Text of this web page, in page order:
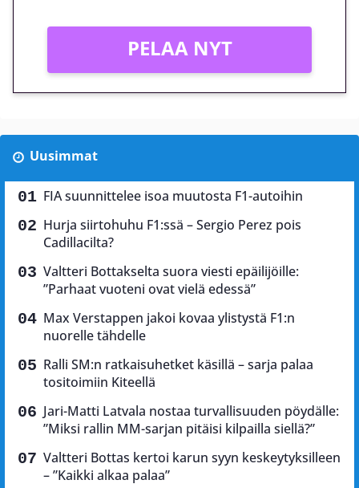
PELAA NYT
Uusimmat
FIA suunnittelee isoa muutosta F1-autoihin
Hurja siirtohuhu F1:ssä – Sergio Perez pois
Cadillacilta?
Valtteri Bottakselta suora viesti epäilijöille:
”Parhaat vuoteni ovat vielä edessä”
Max Verstappen jakoi kovaa ylistystä F1:n
nuorelle tähdelle
Ralli SM:n ratkaisuhetket käsillä – sarja palaa
tositoimiin Kiteellä
Jari-Matti Latvala nostaa turvallisuuden pöydälle:
”Miksi rallin MM-sarjan pitäisi kilpailla siellä?”
Valtteri Bottas kertoi karun syyn keskeytyksilleen
– ”Kaikki alkaa palaa”